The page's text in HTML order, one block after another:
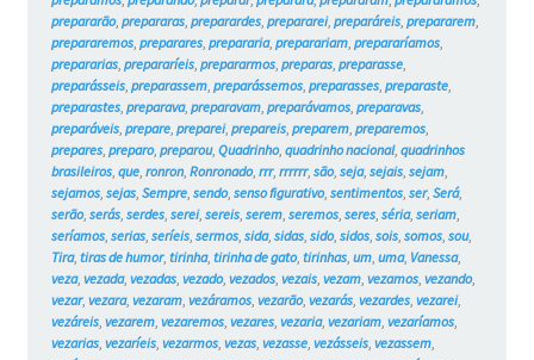
prepararão, prepararas, preparardes, prepararei, preparáreis, prepararem,
prepararemos, preparares, prepararia, preparariam, prepararíamos,
prepararias, prepararíeis, prepararmos, preparas, preparasse,
preparásseis, preparassem, preparássemos, preparasses, preparaste,
preparastes, preparava, preparavam, preparávamos, preparavas,
preparáveis, prepare, preparei, prepareis, preparem, preparemos,
prepares, preparo, preparou, Quadrinho, quadrinho nacional, quadrinhos
brasileiros, que, ronron, Ronronado, rrr, rrrrrr, são, seja, sejais, sejam,
sejamos, sejas, Sempre, sendo, senso figurativo, sentimentos, ser, Será,
serão, serás, serdes, serei, sereis, serem, seremos, seres, séria, seriam,
seríamos, serias, seríeis, sermos, sida, sidas, sido, sidos, sois, somos, sou,
Tira, tiras de humor, tirinha, tirinha de gato, tirinhas, um, uma, Vanessa,
veza, vezada, vezadas, vezado, vezados, vezais, vezam, vezamos, vezando,
vezar, vezara, vezaram, vezáramos, vezarão, vezarás, vezardes, vezarei,
vezáreis, vezarem, vezaremos, vezares, vezaria, vezariam, vezaríamos,
vezarias, vezaríeis, vezarmos, vezas, vezasse, vezásseis, vezassem,